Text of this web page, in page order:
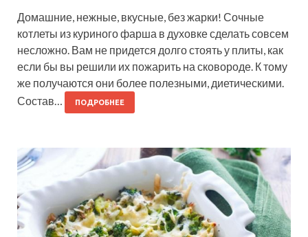
Домашние, нежные, вкусные, без жарки! Сочные
котлеты из куриного фарша в духовке сделать совсем
несложно. Вам не придется долго стоять у плиты, как
если бы вы решили их пожарить на сковороде. К тому
же получаются они более полезными, диетическими.
Состав…
ПОДРОБНЕЕ